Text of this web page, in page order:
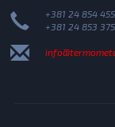
+381 24 854 455
+381 24 853